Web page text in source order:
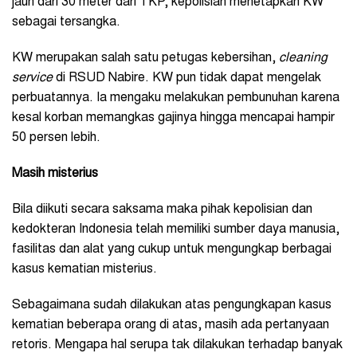
sebagai tersangka.
KW merupakan salah satu petugas kebersihan, cleaning
servicedi RSUD Nabire. KW pun tidak dapat mengelak
perbuatannya. Ia mengaku melakukan pembunuhan karena
kesal korban memangkas gajinya hingga mencapai hampir
50 persen lebih.
Masih misterius
Bila diikuti secara saksama maka pihak kepolisian dan
kedokteran Indonesia telah memiliki sumber daya manusia,
fasilitas dan alat yang cukup untuk mengungkap berbagai
kasus kematian misterius.
Sebagaimana sudah dilakukan atas pengungkapan kasus
kematian beberapa orang di atas, masih ada pertanyaan
retoris. Mengapa hal serupa tak dilakukan terhadap banyak